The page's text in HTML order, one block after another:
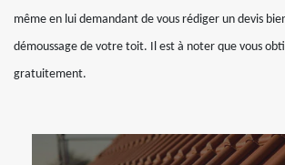
même en lui demandant de vous rédiger un devis
démoussage de votre toit. Il est à noter que vous
gratuitement.